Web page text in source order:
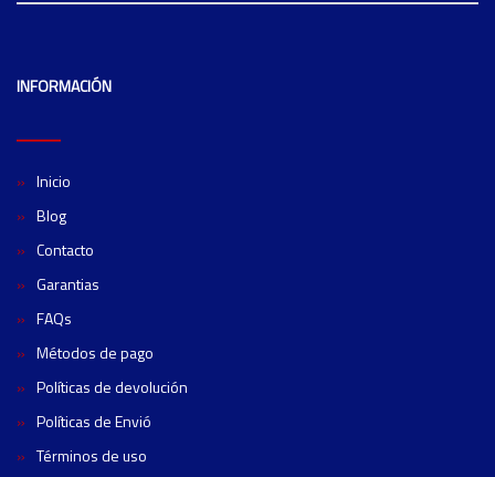
INFORMACIÓN
Inicio
Blog
Contacto
Garantias
FAQs
Métodos de pago
Políticas de devolución
Políticas de Envió
Términos de uso